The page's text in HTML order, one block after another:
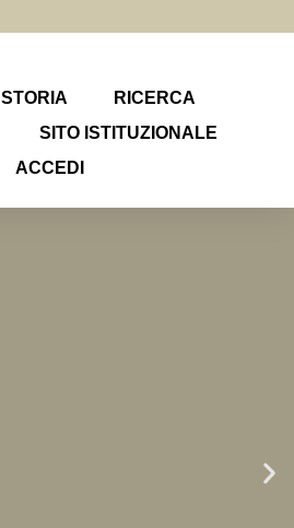
STORIA
RICERCA
SITO ISTITUZIONALE
ACCEDI